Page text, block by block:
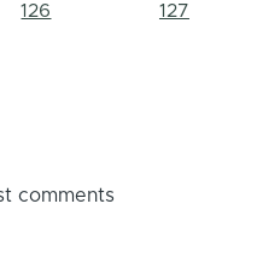
126 127
comments